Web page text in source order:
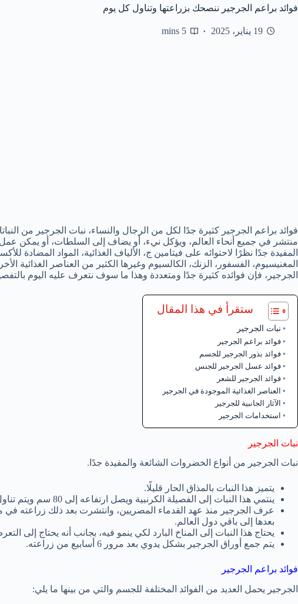
فوائد براعم الجرجير ننصحك بزراعتها وتناول كل يوم
19 يناير، 2025 5 mins
فوائد براعم الجرجير كثيرة جدًا لكل من الرجال والنساء، نبات الجرجير من
منتشر في جميع أنحاء العالم، ويؤكل نيء، أو يضاف إلى السلطات، أو يمكن
المفيدة جدًا نظرًا لاحتوائه على فيتامين ج، الألياف الغذائية، المواد المضادة
المغنيسيوم، الفسفور، الزنك، الكالسيوم وغيرها الكثير من العناصر الغذائية
الجرجير، فإن فوائده كثيرة جدًا ومتعددة وهذا ما سوف نتعرف عليه اليوم
ستقرأ في هذا المقال
نبات الجرجير
فوائد براعم الجرجير
فوائد بذور الجرجير للجسم
فوائد عسل الجرجير للجنس
فوائد الجرجير للشعر
العناصر الغذائية الموجودة في الجرجير
الآثار الجانبية للجرجير
استخدامات الجرجير
نبات الجرجير
نبات الجرجير من أنواع الخضروات الشائعة والمفيدة جدًا.
يتميز هذا النبات بالمذاق الحار قليلًا.
ينتمي هذا النبات إلى الفصيلة الكرنبية ويصل ارتفاعه إلى 80 سم ويتم تناول براعم الجرجير بشكل مباشر.
عرف الجرجير منذ عهد القدماء المصريين، وانتشرت بعد ذلك زراعته
بعدها إلى باقي دول العالم.
يحتاج هذا النبات إلى المناخ البارد لكي ينمو فيه، بجانب أنه يحتاج إلى
يتم جمع أوراق الجرجير بشكل يدوي بعد مرور 6 أسابيع من زراعته.
فوائد براعم الجرجير
الجرجير يحمل العديد من الفوائد المختلفة للجسم والتي من بينها ما يلي: